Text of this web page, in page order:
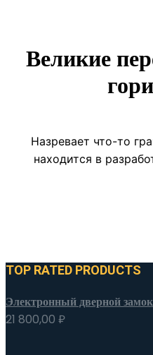
Великие
Назревает что-то
находится в
TOP RATED PRODUCTS
Электронный дверной
21 800,00 ₽